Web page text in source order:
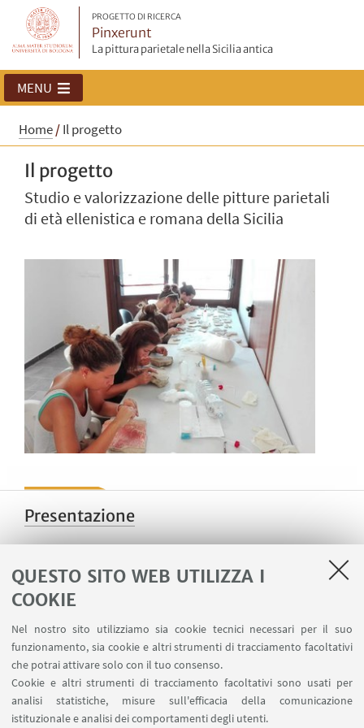
QUESTO SITO WEB UTILIZZA I
COOKIE
Nel nostro sito utilizziamo sia cookie tecnici necessari per il suo
funzionamento, sia cookie e altri strumenti di tracciamento facoltativi
che potrai attivare solo con il tuo consenso.
Cookie e altri strumenti di tracciamento facoltativi sono usati per
analisi statistiche, misure sull'efficacia della comunicazione
istituzionale e analisi dei comportamenti degli utenti.
PROGETTO DI RICERCA
Pinxerunt
La pittura parietale nella Sicilia antica
MENU
Home/Il progetto
Il progetto
Studio e valorizzazione delle pitture parietali
di età ellenistica e romana della Sicilia
Presentazione
Attività
Partner e Research Team